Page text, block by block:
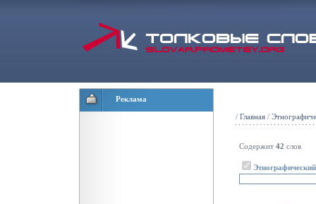
Реклама
/ Главная /
Содержит 42 слов